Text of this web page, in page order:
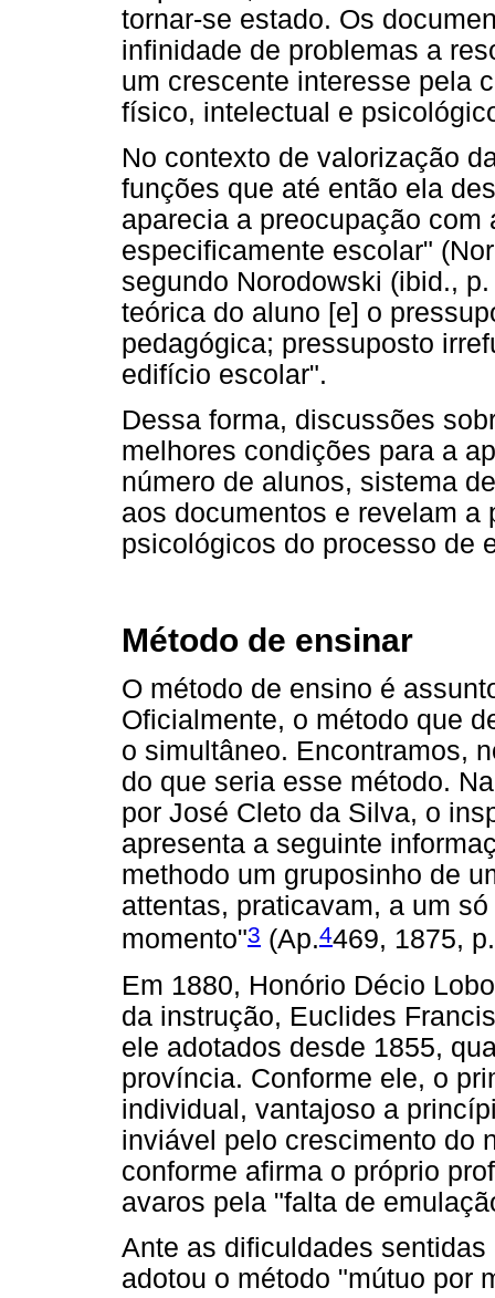
tornar-se estado. Os
infinidade de problemas a
um crescente interesse pela
físico, intelectual e
No contexto de valorização
funções que até então ela
aparecia a preocupação
especificamente escolar"
segundo Norodowski (ibid.,
teórica do aluno [e] o
pedagógica; pressuposto
edifício escolar".
Dessa forma, discussões
melhores condições para a
número de alunos, sistema
aos documentos e revelam
psicológicos do processo de
Método de ensinar
O método de ensino é
Oficialmente, o método que
o simultâneo. Encontramos,
do que seria esse método.
por José Cleto da Silva, o
apresenta a seguinte
methodo um gruposinho de
attentas, praticavam, a um
momento"3 (Ap.4469, 1875,
Em 1880, Honório Décio
da instrução, Euclides
ele adotados desde 1855,
província. Conforme ele, o
individual, vantajoso a
inviável pelo crescimento do
conforme afirma o próprio
avaros pela "falta de
Ante as dificuldades
adotou o método "mútuo por